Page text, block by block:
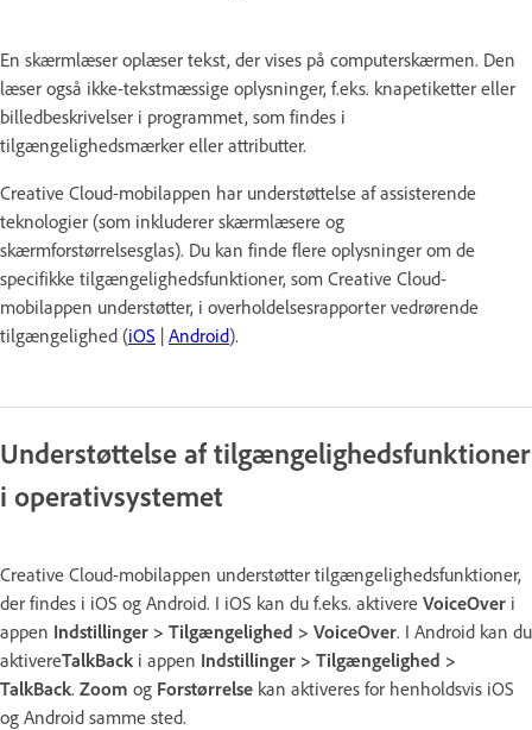
En skærmlæser oplæser tekst, der vises på computerskærmen. Den
læser også ikke-tekstmæssige oplysninger, f.eks. knapetiketter eller
billedbeskrivelser i programmet, som findes i
tilgængelighedsmærker eller attributter.
Creative Cloud-mobilappen har understøttelse af assisterende
teknologier (som inkluderer skærmlæsere og
skærmforstørrelsesglas). Du kan finde flere oplysninger om de
specifikke tilgængelighedsfunktioner, som Creative Cloud-
mobilappen understøtter, i overholdelsesrapporter vedrørende
tilgængelighed (iOS | Android).
Understøttelse af tilgængelighedsfunktioner
i operativsystemet
Creative Cloud-mobilappen understøtter tilgængelighedsfunktioner,
der findes i iOS og Android. I iOS kan du f.eks. aktivere VoiceOver i
appen Indstillinger > Tilgængelighed > VoiceOver. I Android kan du
aktivereTalkBack i appen Indstillinger > Tilgængelighed >
TalkBack. Zoom og Forstørrelse kan aktiveres for henholdsvis iOS
og Android samme sted.